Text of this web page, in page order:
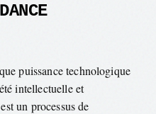
puissance technologique
intellectuelle et
un processus de